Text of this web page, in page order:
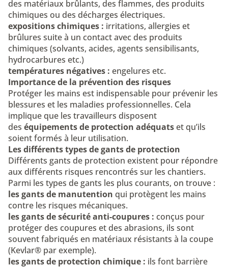
des matériaux brûlants, des flammes, des produits
chimiques ou des décharges électriques.
expositions chimiques : irritations, allergies et
brûlures suite à un contact avec des produits
chimiques (solvants, acides, agents sensibilisants,
hydrocarbures etc.)
températures négatives : engelures etc.
Importance de la prévention des risques
Protéger les mains est indispensable pour prévenir les
blessures et les maladies professionnelles. Cela
implique que les travailleurs disposent
des équipements de protection adéquatset qu’ils
soient formés à leur utilisation.
Les différents types de gants de protection
Différents gants de protection existent pour répondre
aux différents risques rencontrés sur les chantiers.
Parmi les types de gants les plus courants, on trouve :
les gants de manutention qui protègent les mains
contre les risques mécaniques.
les gants de sécurité anti-coupures : conçus pour
protéger des coupures et des abrasions, ils sont
souvent fabriqués en matériaux résistants à la coupe
(Kevlar® par exemple).
les gants de protection chimique : ils font barrière